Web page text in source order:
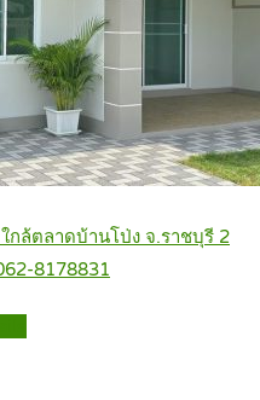
ล้ตลาดบ้านโป่ง จ.ราชบุรี 2
8178831